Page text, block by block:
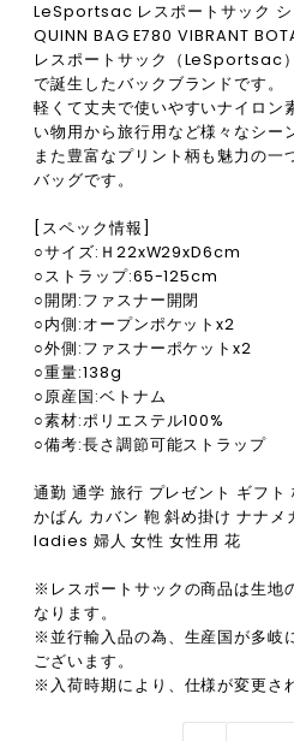
LeSportsac レスポートサック
QUINN BAG E780 VIBRANT
レスポートサック（LeSportsac
で誕生したバックブランドです。
軽くて丈夫で使いやすいナイロン
い物用から旅行用など様々なシー
また豊富なプリント柄も魅力の一
バッグです。
[スペック情報]
○サイズ:Ｈ22xW29xD6cm
○ストラップ:65-125cm
○開閉:ファスナー開閉
○内側:オープンポケットx2
○外側:ファスナーポケットx2
○重量:138g
○原産国:ベトナム
○素材:ポリエステル100%
○備考:長さ調節可能ストラップ
通勤 通学 旅行 プレゼント ギフ
かばん カバン 鞄 斜め掛け ナナメ
ladies 婦人 女性 女性用 花
※レスポートサックの商品は生地
なります。
※並行輸入品の為、生産国が多岐
ございます。
※入荷時期により、仕様が変更さ